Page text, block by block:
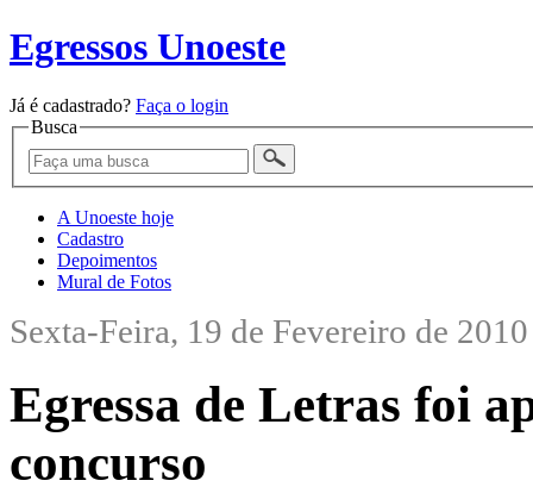
Egressos Unoeste
Já é cadastrado? Faça o login
Busca
A Unoeste hoje
Cadastro
Depoimentos
Mural de Fotos
Sexta-Feira, 19 de Fevereiro de 2010
Egressa de Letras foi
concurso